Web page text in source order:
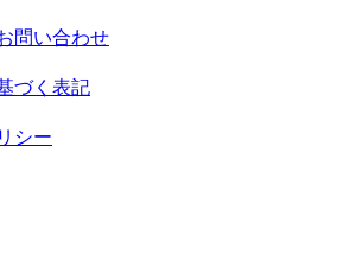
問い合わせ
づく表記
シー